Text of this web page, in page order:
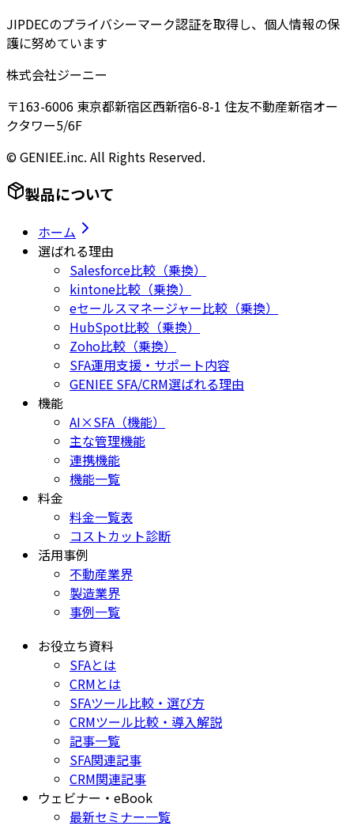
JIPDECのプライバシーマーク認証を取得し、個人情報の保
護に努めています
株式会社ジーニー
〒163-6006 東京都新宿区西新宿6-8-1 住友不動産新宿オー
クタワー5/6F
© GENIEE.inc. All Rights Reserved.
製品について
ホーム
選ばれる理由
Salesforce比較（乗換）
kintone比較（乗換）
eセールスマネージャー比較（乗換）
HubSpot比較（乗換）
Zoho比較（乗換）
SFA運用支援・サポート内容
GENIEE SFA/CRM選ばれる理由
機能
AI×SFA（機能）
主な管理機能
連携機能
機能一覧
料金
料金一覧表
コストカット診断
活用事例
不動産業界
製造業界
事例一覧
お役立ち資料
SFAとは
CRMとは
SFAツール比較・選び方
CRMツール比較・導入解説
記事一覧
SFA関連記事
CRM関連記事
ウェビナー・eBook
最新セミナー一覧